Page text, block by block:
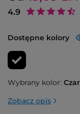
4.9
Dostępne kolory
Wybrany kolor:
Zobacz opis